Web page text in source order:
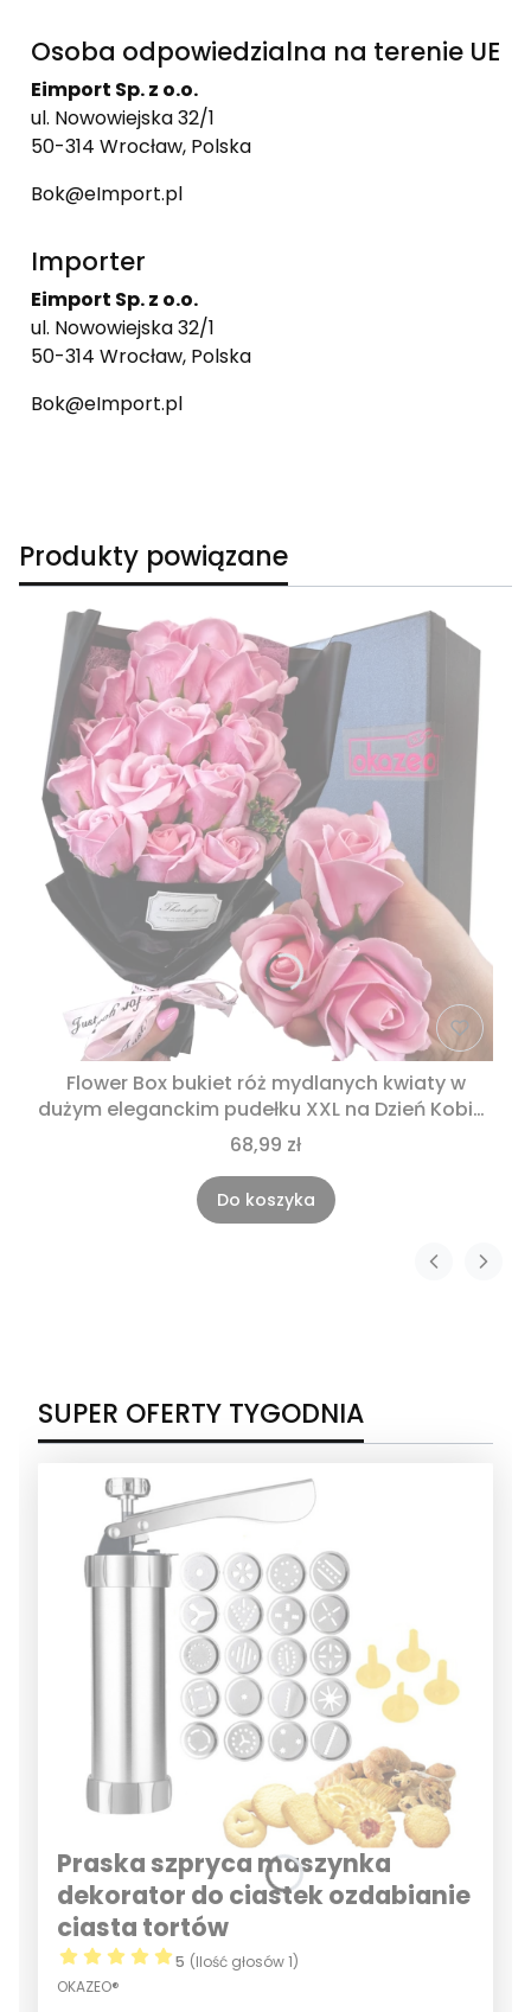
Osoba odpowiedzialna na terenie UE
Eimport Sp. z o.o.
ul. Nowowiejska 32/1
50-314 Wrocław, Polska
Bok@eImport.pl
Importer
Eimport Sp. z o.o.
ul. Nowowiejska 32/1
50-314 Wrocław, Polska
Bok@eImport.pl
Produkty powiązane
Flower Box bukiet róż mydlanych kwiaty w
dużym eleganckim pudełku XXL na Dzień Kobiet
Dzień Mamy prezent dla niej na urodziny
imieniny rocznice Komunie
68,99 zł
Do koszyka
SUPER OFERTY TYGODNIA
Praska szpryca maszynka
dekorator do ciastek ozdabianie
ciasta tortów
5 (Ilość głosów 1)
OKAZEO®